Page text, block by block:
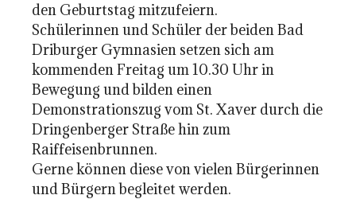
den Geburtstag mitzufeiern.
Schülerinnen und Schüler der beiden Bad
Driburger Gymnasien setzen sich am
kommenden Freitag um 10.30 Uhr in
Bewegung und bilden einen
Demonstrationszug vom St. Xaver durch die
Dringenberger Straße hin zum
Raiffeisenbrunnen.
Gerne können diese von vielen Bürgerinnen
und Bürgern begleitet werden.